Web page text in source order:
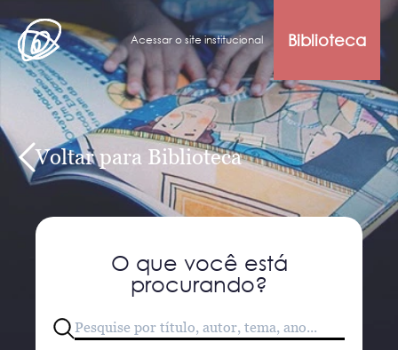
Acessar o site institucional Biblioteca
Voltar para Biblioteca
O que você está
procurando?